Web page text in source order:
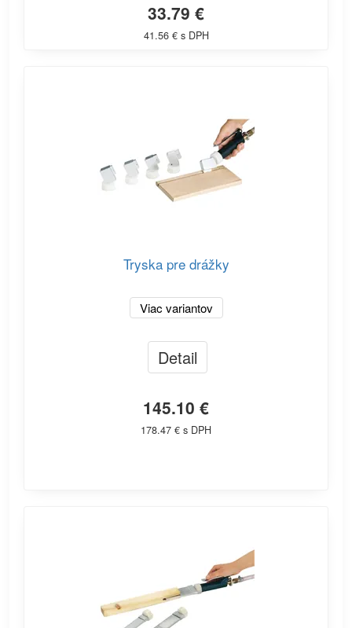
33.79 €
41.56 € s DPH
Tryska pre drážky
Viac variantov
Detail
145.10 €
178.47 € s DPH